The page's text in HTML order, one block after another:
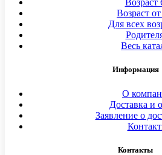
Возраст
Возраст
Для всех
Весь
Информация
О
Доставка и
Заявление о
Контакты